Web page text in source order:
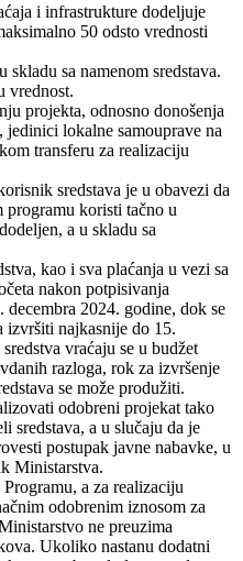
i infrastrukture dodeljuje
50 odsto vrednosti
skladu sa namenom sredstava.
vrednost.
projekta, odnosno donošenja
lokalne samouprave na
transferu za realizaciju
sredstava je u obavezi da
programu koristi tačno u
a u skladu sa
kao i sva plaćanja u vezi sa
nakon potpisivanja
decembra 2024. godine, dok se
izvršiti najkasnije do 15.
vraćaju se u budžet
razloga, rok za izvršenje
se može produžiti.
odobreni projekat tako
sredstava, a u slučaju da je
postupak javne nabavke, u
Ministarstva.
a za realizaciju
odobrenim iznosom za
ne preuzima
Ukoliko nastanu dodatni